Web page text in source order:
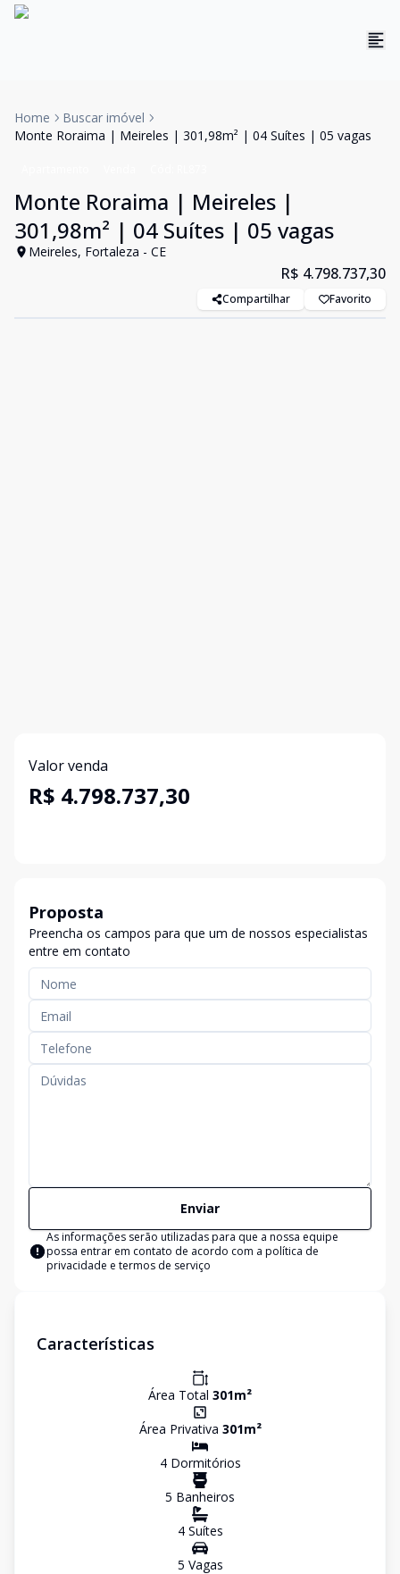
Home
Buscar imóvel
Monte Roraima | Meireles | 301,98m² | 04 Suítes | 05 vagas
Monte Roraima | Meireles |
301,98m² | 04 Suítes | 05 vagas
Meireles, Fortaleza - CE
R$ 4.798.737,30
Compartilhar Favorito
Valor venda
R$ 4.798.737,30
Proposta
Preencha os campos para que um de nossos especialistas
entre em contato
Enviar
As informações serão utilizadas para que a nossa equipe
possa entrar em contato de acordo com a política de
privacidade e termos de serviço
Características
Área Total 301m²
Área Privativa 301m²
4Dormitórios
5 Banheiros
4Suítes
5 Vagas